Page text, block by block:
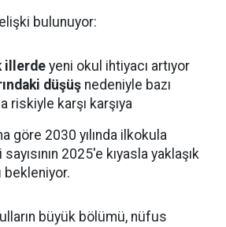
bulunuyor:
illerde yeni okul ihtiyacı artıyor
düşüş nedeniyle bazı
riskiyle karşı karşıya
göre 2030 yılında ilkokula
2025'e kıyasla yaklaşık
bekleniyor.
büyük bölümü, nüfus